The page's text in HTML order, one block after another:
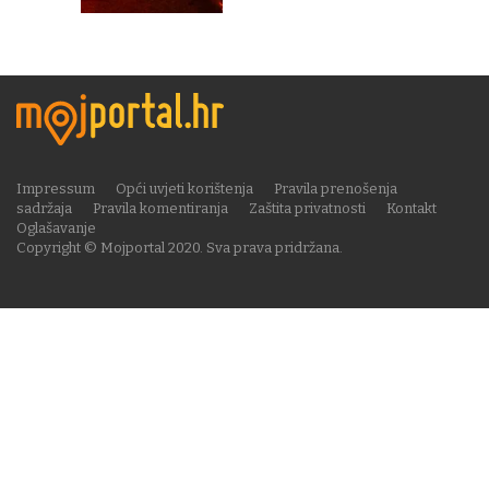
Copyright © Mojportal 2020. Sva prava pridržana.
Impressum Opći uvjeti korištenja
Pravila prenošenja
sadržaja
Pravila komentiranja Zaštita privatnosti
Kontakt
Oglašavanje